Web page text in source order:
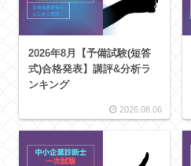
2026年8月【予備試験(短答
式)合格発表】講評&分析ラ
ンキング
2026.08.06